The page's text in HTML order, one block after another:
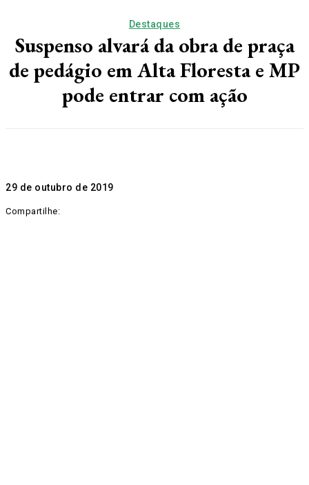
Destaques
Suspenso alvará da obra de praça
de pedágio em Alta Floresta e MP
pode entrar com ação
29 de outubro de 2019
Compartilhe: